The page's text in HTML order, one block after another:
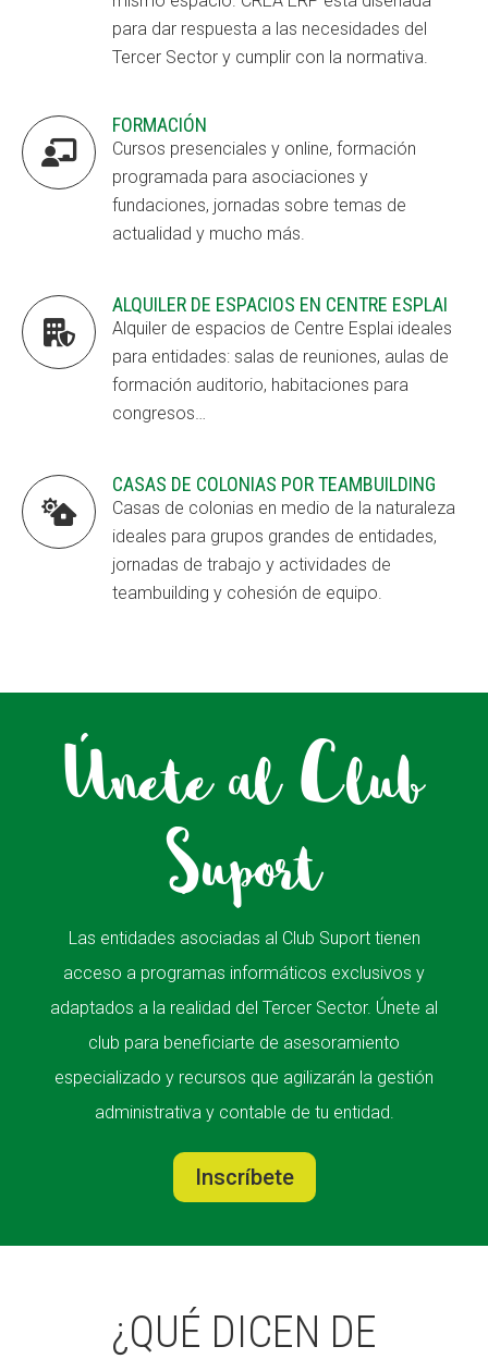
para dar respuesta a las necesidades del
Tercer Sector y cumplir con la normativa.

FORMACIÓN
Cursos presenciales y online, formación
programada para asociaciones y
fundaciones, jornadas sobre temas de
actualidad y mucho más.

ALQUILER DE ESPACIOS EN CENTRE ESPLAI
Alquiler de espacios de Centre Esplai ideales
para entidades: salas de reuniones, aulas de
formación auditorio, habitaciones para
congresos…

CASAS DE COLONIAS POR TEAMBUILDING
Casas de colonias en medio de la naturaleza
ideales para grupos grandes de entidades,
jornadas de trabajo y actividades de
teambuilding y cohesión de equipo.
Únete al Club
Suport
Las entidades asociadas al Club Suport tienen
acceso a programas informáticos exclusivos y
adaptados a la realidad del Tercer Sector. Únete al
club para beneficiarte de asesoramiento
especializado y recursos que agilizarán la gestión
administrativa y contable de tu entidad.
Inscríbete
¿QUÉ DICEN DE